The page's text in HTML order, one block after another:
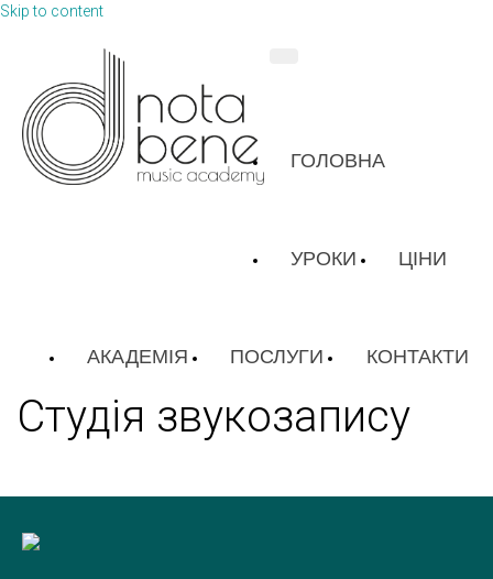
Skip to content
ГОЛОВНА
УРОКИ ЦІНИ
АКАДЕМІЯ ПОСЛУГИ КОНТАКТИ
Студія звукозапису